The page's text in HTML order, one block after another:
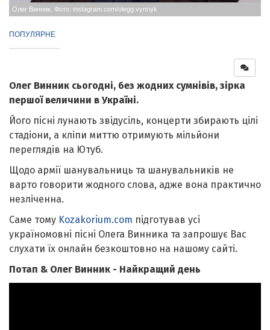
Олег Винник. Фото: instagram.com/olegg.vynnyk
ПОПУЛЯРНЕ
Олег Винник сьогодні, без жодних сумнівів, зірка
першої величини в Україні.
Його пісні лунають звідусіль, концерти збирають цілі
стадіони, а кліпи миттю отримують мільйони
переглядів на Ютуб.
Щодо армії шанувальниць та шанувальників не
варто говорити жодного слова, адже вона практично
незліченна.
Саме тому Kozakorium.com підготував усі
україномовні пісні Олега Винника та запрошує Вас
слухати їх онлайн безкоштовно на нашому сайті.
Потап & Олег Винник - Найкращий день